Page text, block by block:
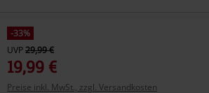
-33%
UVP29,99 €
19,99 €
Preise inkl. MwSt., zzgl. Versandkosten